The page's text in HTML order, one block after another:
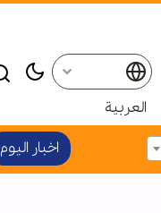
العربية
اخبار الیوم